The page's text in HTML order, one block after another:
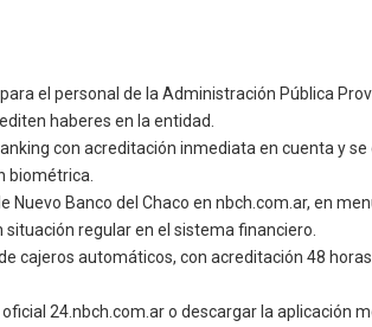
el personal de la Administración Pública
haberes en la entidad.
con acreditación inmediata en cuenta y
biométrica.
Banco del Chaco en nbch.com.ar, en
regular en el sistema financiero.
cajeros automáticos, con acreditación 48
24.nbch.com.ar o descargar la aplicación